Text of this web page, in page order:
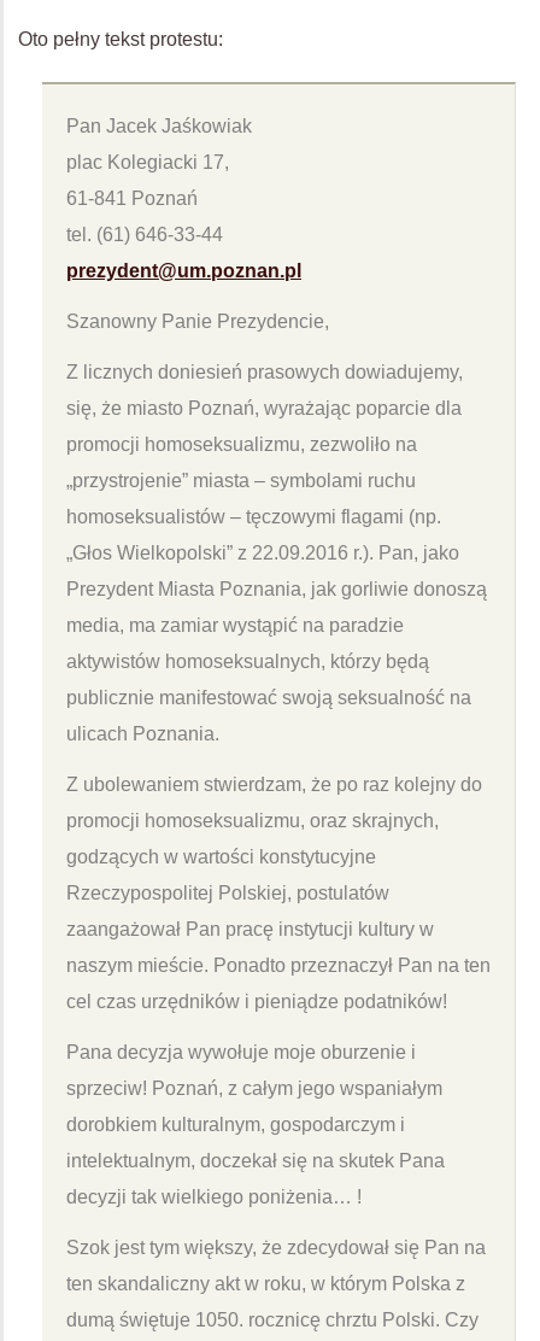
Oto pełny tekst protestu:
Pan Jacek Jaśkowiak
plac Kolegiacki 17,
61-841 Poznań
tel. (61) 646-33-44
prezydent@um.poznan.pl
Szanowny Panie Prezydencie,
Z licznych doniesień prasowych dowiadujemy,
się, że miasto Poznań, wyrażając poparcie dla
promocji homoseksualizmu, zezwoliło na
„przystrojenie” miasta – symbolami ruchu
homoseksualistów – tęczowymi flagami (np.
„Głos Wielkopolski” z 22.09.2016 r.). Pan, jako
Prezydent Miasta Poznania, jak gorliwie donoszą
media, ma zamiar wystąpić na paradzie
aktywistów homoseksualnych, którzy będą
publicznie manifestować swoją seksualność na
ulicach Poznania.
Z ubolewaniem stwierdzam, że po raz kolejny do
promocji homoseksualizmu, oraz skrajnych,
godzących w wartości konstytucyjne
Rzeczypospolitej Polskiej, postulatów
zaangażował Pan pracę instytucji kultury w
naszym mieście. Ponadto przeznaczył Pan na ten
cel czas urzędników i pieniądze podatników!
Pana decyzja wywołuje moje oburzenie i
sprzeciw! Poznań, z całym jego wspaniałym
dorobkiem kulturalnym, gospodarczym i
intelektualnym, doczekał się na skutek Pana
decyzji tak wielkiego poniżenia… !
Szok jest tym większy, że zdecydował się Pan na
ten skandaliczny akt w roku, w którym Polska z
dumą świętuje 1050. rocznicę chrztu Polski. Czy